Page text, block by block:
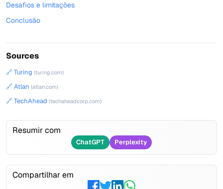
Desafios e limitações
Conclusão
Sources
🔗 Turing (turing.com)
🔗 Atlan (atlan.com)
🔗 TechAhead (techaheadcorp.com)
Resumir com
ChatGPT Perplexity
Compartilhar em